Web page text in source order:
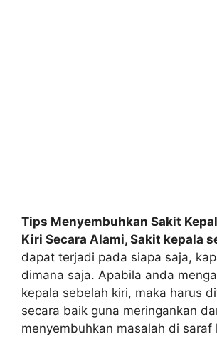
Tips Menyembuhkan Sakit
Kiri Secara Alami, Sakit kepala
dapat terjadi pada siapa saja,
dimana saja. Apabila anda
kepala sebelah kiri, maka harus
secara baik guna meringankan
menyembuhkan masalah di saraf